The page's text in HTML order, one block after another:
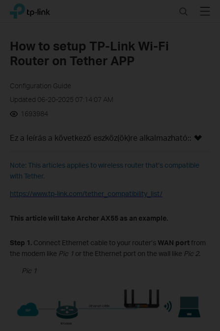
Click
navigation
TP-Link, Reliably Smart SearchMenu
How to setup TP-Link Wi-Fi
Router on Tether APP
Configuration Guide
Updated 06-20-2025 07:14:07 AM
1693984
Ez a leírás a következő eszköz(ök)re alkalmazható::
Note: This articles applies to wireless router that’s compatible
with Tether.
https://www.tp-link.com/tether_compatibility_list/
This article will take Archer AX55 as an example.
Step 1. Connect Ethernet cable toyour router’s WAN portfrom
the modem like Pic 1 or the Ethernet port on the wall like Pic 2.
Pic 1